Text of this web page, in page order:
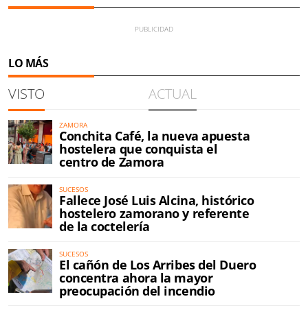
LO MÁS
VISTO ACTUAL
ZAMORA
Conchita Café, la nueva apuesta
hostelera que conquista el
centro de Zamora
SUCESOS
Fallece José Luis Alcina, histórico
hostelero zamorano y referente
de la coctelería
SUCESOS
El cañón de Los Arribes del Duero
concentra ahora la mayor
preocupación del incendio